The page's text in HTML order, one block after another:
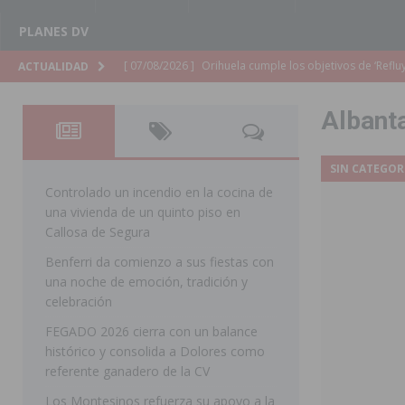
PLANES DV
ACTUALIDAD [ 07/08/2026 ] Orihuela cumple los objetivos de
[ 07/08/2026 ]
Orihuela organiza un concierto
Golf & Country Club
ORIHUELA
[ 07/08/2026 ] El Ayuntamiento de Almoradí mejora
ALMORADÍ
[ 07/08/2026 ] La Policía Nacional desarticula un
TORREVIEJA
SIN
Controlado un incendio en la cocina de
una vivienda de un quinto piso en
Callosa de Segura
Benferri da comienzo a sus fiestas con
una noche de emoción, tradición y
celebración
FEGADO 2026 cierra con un balance
histórico y consolida a Dolores como
referente ganadero de la CV
Los Montesinos refuerza su apoyo a la